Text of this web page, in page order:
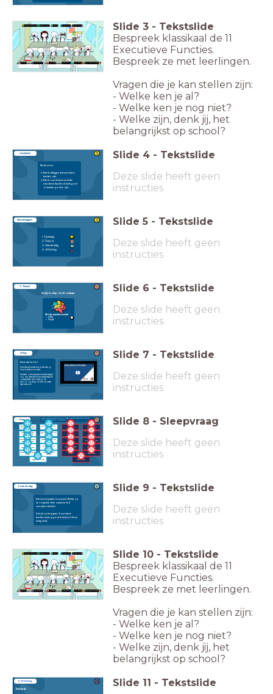
plannen onthouden
tijd verdelen organiseren
starten
emoties controleren
eerst denken, dan doen
aandacht erbij
ken jezelf
doelen halen flexibel zijn Slide 3 - Tekstslide
Bespreek klassikaal de 11
Executieve Functies.
Bespreek ze met leerlingen.
Vragen die je kan stellen zijn:
- Welke ken je al?
- Welke ken je nog niet?
- Welke zijn, denk jij, het
belangrijkst op school?
Leerdoelen
Na deze les:
Kan ik uitleggen wat executieve
functies zijn.
Kan ik opschrijven in welke
executieve functies ik denk goed
of minder goed te zijn.
Slide 4 - Tekstslide
Deze slide heeft geen
instructies
Inhoudsopgave
1: Opening
2: Theorie
3: Aan de slag
4: Afsluiting
Slide 5 - Tekstslide
Deze slide heeft geen
instructies
2. Theorie
Je krijgt nu uitleg over dit onderwerp:
Wat zijn executieve functies?
Uitleg
Vragen
Slide 6 - Tekstslide
Deze slide heeft geen
instructies
Uitleg
Bekijk eerst de video.
Executieve functies kun je trainen, je
kunt er beter in worden.
De lessen over executieve functies helpen
jou om deze skills (vaardigheden) te
ontwikkelen. Daar heb jij op
school, op stage of later op werk
heel veel aan!
Slide 7 - Tekstslide
Deze slide heeft geen
instructies
Welke executieve functies ken je al? Koppel de beschrijving aan de executieve
functie. Werk alleen of in tweetallen.
Vraag
plannen tijd verdelen
onthouden organiseren
ken jezelf eerst denken, dan doen
emoties controleren aandacht erbij
starten doelen halen
informatie onthouden bij
het uitvoeren van taken
emoties onder controle
houden
aandacht erbij houden
ondanks afleiding
plan maken en kiezen wat
belangrijk is
informatie en materialen
goed kunnen ordenen
nadenken voordat je iets
doet
beginnen aan een taak
om kunnen gaan met
verandering
doelen stellen en daaraan
werken
kritisch over jezelf
nadenken
omgaan met de tijd
Slide 8 - Sleepvraag
Deze slide heeft geen
instructies
3. Aan de slag
Pak een vel papier en een pen. Bekijk op
de volgende slide opnieuw de 11
executieve functies.
Schrijf op het papier 3 executieve
functies waar je goed in bent en 3 die je
lastig vindt.
Slide 9 - Tekstslide
Deze slide heeft geen
instructies
plannen onthouden
tijd verdelen organiseren
starten
emoties controleren
eerst denken, dan doen
aandacht erbij
ken jezelf
doelen halen flexibel zijn Slide 10 - Tekstslide
Bespreek klassikaal de 11
Executieve Functies.
Bespreek ze met leerlingen.
Vragen die je kan stellen zijn:
- Welke ken je al?
- Welke ken je nog niet?
- Welke zijn, denk jij, het
belangrijkst op school?
4. Afsluiting
Dit kan ik:
Slide 11 - Tekstslide